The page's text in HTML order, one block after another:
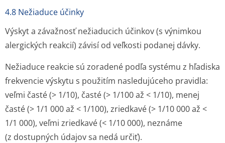
4.8 Nežiaduce účinky
Výskyt a závažnosť nežiaducich účinkov (s výnimkou
alergických reakcií) závisí od veľkosti podanej dávky.
Nežiaduce reakcie sú zoradené podľa systému z hľadiska
frekvencie výskytu s použitím nasledujúceho pravidla:
veľmi časté (> 1/10), časté (> 1/100 až < 1/10), menej
časté (> 1/1 000 až < 1/100), zriedkavé (> 1/10 000 až <
1/1 000), veľmi zriedkavé (< 1/10 000), neznáme
(z dostupných údajov sa nedá určiť).